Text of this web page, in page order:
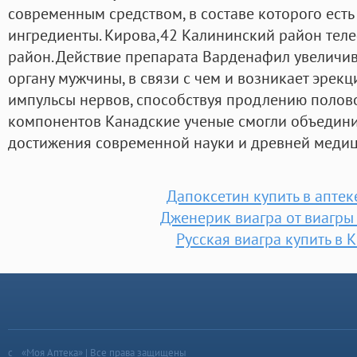
современным средством, в составе которого
ингредиенты. Кирова,42 Калининский район
район. Действие препарата Варденафил
органу мужчины, в связи с чем и возникает
импульсы нервов, способствуя продлению
компонентов Канадские ученые смогли
достижения современной науки и древней
Дапоксетин купить в
Дженерик виагра от
Русская виагра купить в
«Моя Аптека» | Все права защищены